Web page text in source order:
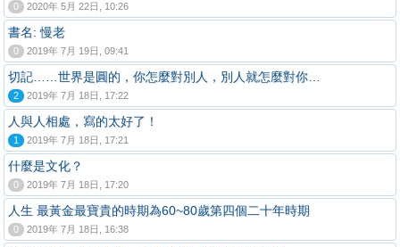
0 2020年 5月 22日, 10:26
書名: 慢老
0 2019年 7月 19日, 09:41
切記……世界是圓的，你怎麼對別人，別人就怎麼對你…
2 2019年 7月 18日, 17:22
人與人相處，寫的太好了！
1 2019年 7月 18日, 17:21
什麼是文化？
0 2019年 7月 18日, 17:20
人生 最黃金最寶貴的時期為60~80歲第四個二十年時期
0 2019年 7月 18日, 16:38